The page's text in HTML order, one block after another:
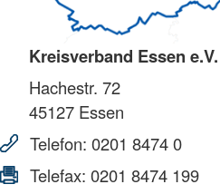
Kreisverband Essen e.V.
Hachestr. 72
45127 Essen
Telefon: 0201 8474 0
Telefax: 0201 8474 199